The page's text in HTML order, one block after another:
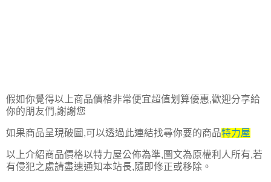
假如你覺得以上商品價格非常便宜超值划算優惠,歡迎分享給
你的朋友們,謝謝您
如果商品呈現破圖,可以透過此連結找尋你要的商品特力屋
以上介紹商品價格以特力屋公佈為準,圖文為原權利人所有,若
有侵犯之處請盡速通知本站長,隨即修正或移除。